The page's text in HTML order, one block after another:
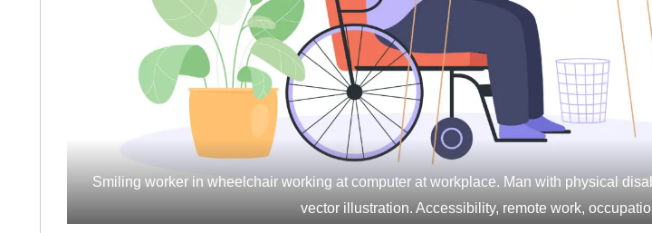
Smiling worker in wheelchair working at computer at workplace. Man with physical
vector illustration. Accessibility, remote work,